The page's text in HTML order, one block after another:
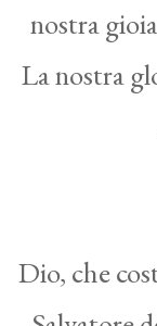
nostra
La nostra
Dio, che